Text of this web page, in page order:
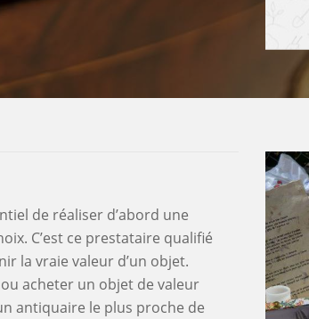
de réaliser d’abord une
C’est ce prestataire qualifié
la vraie valeur d’un objet.
acheter un objet de valeur
antiquaire le plus proche de